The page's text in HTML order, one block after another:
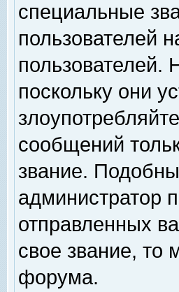
специальные
пользователей
пользователей.
поскольку они
сообщений
звание.
администратор
отправленных
свое звание, то
форума.